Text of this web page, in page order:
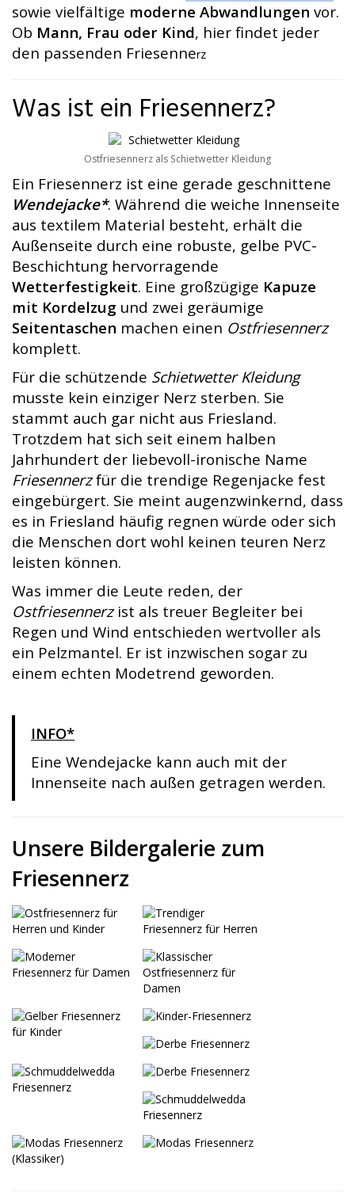
sowie vielfältige moderne Abwandlungen vor.
Ob Mann, Frau oder Kind, hier findet jeder
den passenden Friesennerz
Was ist ein Friesennerz?
Ostfriesennerz als Schietwetter Kleidung
Ein Friesennerz ist eine gerade geschnittene
Wendejacke*. Während die weiche Innenseite
aus textilem Material besteht, erhält die
Außenseite durch eine robuste, gelbe PVC-
Beschichtung hervorragende
Wetterfestigkeit. Eine großzügige Kapuze
mit Kordelzug und zwei geräumige
Seitentaschen machen einen Ostfriesennerz
komplett.
Für die schützende Schietwetter Kleidung
musste kein einziger Nerz sterben. Sie
stammt auch gar nicht aus Friesland.
Trotzdem hat sich seit einem halben
Jahrhundert der liebevoll-ironische Name
Friesennerzfür die trendige Regenjacke fest
eingebürgert. Sie meint augenzwinkernd, dass
es in Friesland häufig regnen würde oder sich
die Menschen dort wohl keinen teuren Nerz
leisten können.
Was immer die Leute reden, der
Ostfriesennerzist als treuer Begleiter bei
Regen und Wind entschieden wertvoller als
ein Pelzmantel. Er ist inzwischen sogar zu
einem echten Modetrend geworden.
INFO*
Eine Wendejacke kann auch mit der
Innenseite nach außen getragen werden.
Unsere Bildergalerie zum
Friesennerz